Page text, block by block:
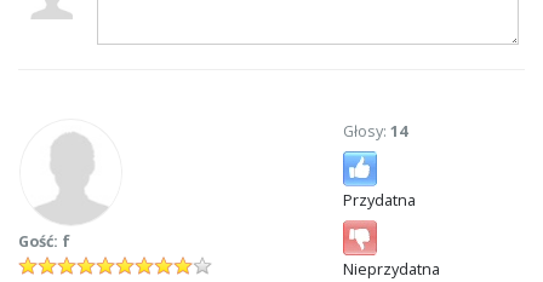
Gość: f
Głosy: 14
Przydatna
Nieprzydatna